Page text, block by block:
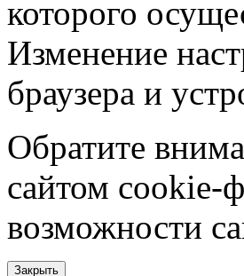
которого
Изменение
браузера и
Обратите
сайтом cookie-
возможности
Закрыть